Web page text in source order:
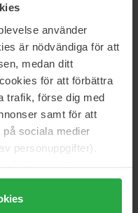
använder
är nödvändiga för att
medan ditt
för att förbättra
trafik, förse dig med
samt för att
sociala medier
personuppgifter).
accepterar du
kan anpassa
kr
pris 149 kr
Skin Water Powder
kr
pris 519 kr
kr